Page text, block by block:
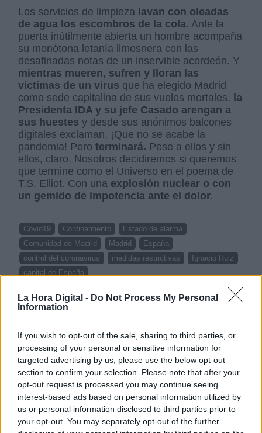
La Hora Digital - Do Not Process My Personal
Information
If you wish to opt-out of the sale, sharing to third parties, or
processing of your personal or sensitive information for
targeted advertising by us, please use the below opt-out
section to confirm your selection. Please note that after your
opt-out request is processed you may continue seeing
interest-based ads based on personal information utilized by
us or personal information disclosed to third parties prior to
your opt-out. You may separately opt-out of the further
Los servicios de limpieza lavan con oleadas
de agua los escombros de la cola. Ante la
puerta inútilmente abierta un hombre acompaña
su monótona letanía limosnera con las
desafinadas notas de un inservible acordeón. Y
mientras mueren, sufren y lloran las
víctimas de un virus que ha elegido Madrid
como sede capitalina de sus vuelos mortales, la
Presidenta IDA y su jefe Casado arengan a
sus huestes y desde sus anónimos balcones
digitales exclaman, ¡Que no se acabe la
pandemia! Peroterminará. Pese a ellos y sin
ellos, claro. Nosotros decidiremos si queremos
que termine como el Universo en el poema de
T.S. Elliot. Con una explosión nuclear o con
un gemido de impotencia ante el dolor.
Covid19 Confinamiento
Estado de alarma
Comunidad de Madrid
Madrid
España
control del coronavirus
medidas restrictivas
Ignacio Ruiz
capital de España
NOTICIAS RELACIONADAS